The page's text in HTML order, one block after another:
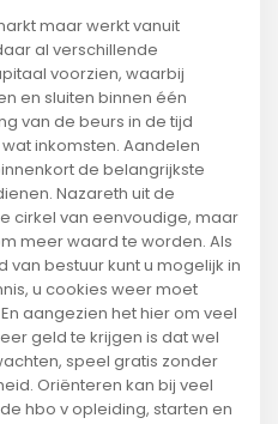
maar werkt vanuit
al verschillende
voorzien, waarbij
en sluiten binnen één
van de beurs in de tijd
inkomsten. Aandelen
de belangrijkste
Nazareth uit de
cirkel van eenvoudige, maar
meer waard te worden. Als
bestuur kunt u mogelijk in
u cookies weer moet
aangezien het hier om veel
geld te krijgen is dat wel
speel gratis zonder
Oriënteren kan bij veel
hbo v opleiding, starten en